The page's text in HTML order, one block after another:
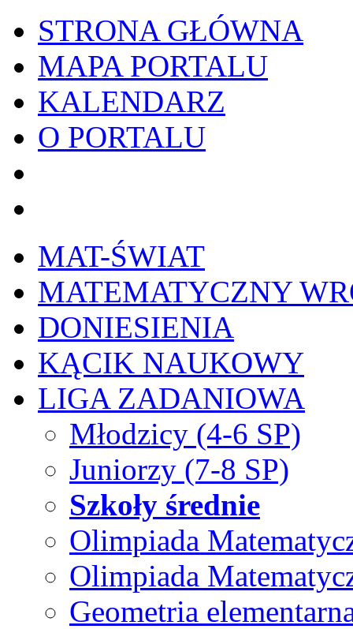
STRONA GŁÓWNA
MAPA PORTALU
KALENDARZ
O PORTALU
MAT-ŚWIAT
MATEMATYCZNY
DONIESIENIA
KĄCIK NAUKOWY
LIGA ZADANIOWA
Młodzicy (4-6 SP)
Juniorzy (7-8 SP)
Szkoły średnie
Olimpiada
Olimpiada
Geometria